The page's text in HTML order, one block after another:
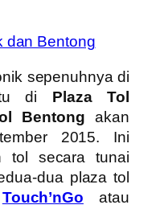
sepenuhnya di
di Plaza Tol
Bentong akan
2015. Ini
tol secara tunai
dua plaza tol
Touch’nGo atau